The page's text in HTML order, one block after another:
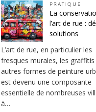
PRATIQUE
La
l’art de rue :
solutions
L’art de rue, en particulier les
fresques murales, les
autres formes de peinture
est devenu une composante
essentielle de nombreuses
à…